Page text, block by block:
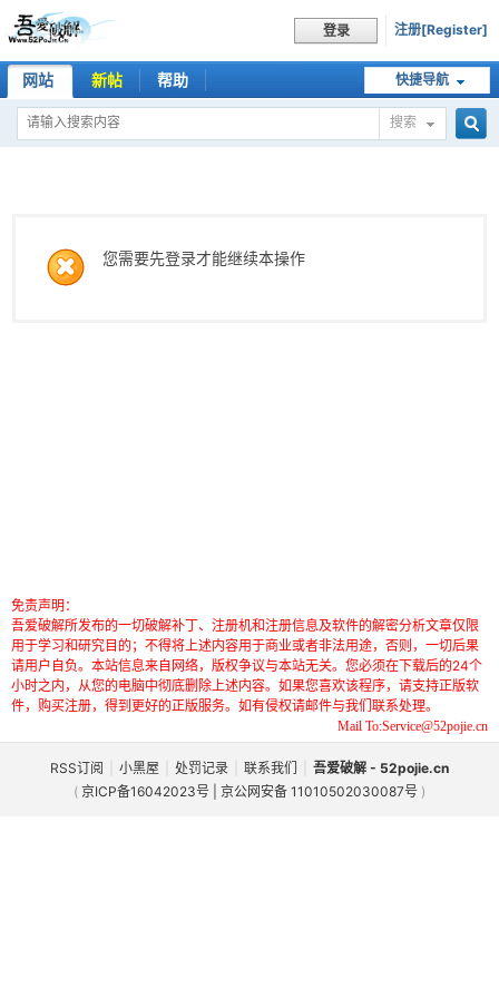
登录 注册[Register]
快捷导航
网站 新帖 帮助
搜索
您需要先登录才能继续本操作
免责声明：
吾爱破解所发布的一切破解补丁、注册机和注册信息及软件的解密分析文章仅限
用于学习和研究目的；不得将上述内容用于商业或者非法用途，否则，一切后果
请用户自负。本站信息来自网络，版权争议与本站无关。您必须在下载后的24个
小时之内，从您的电脑中彻底删除上述内容。如果您喜欢该程序，请支持正版软
件，购买注册，得到更好的正版服务。如有侵权请邮件与我们联系处理。
Mail To:Service@52pojie.cn
RSS订阅 小黑屋 处罚记录 联系我们
吾爱破解 - 52pojie.cn
( 京ICP备16042023号 | 京公网安备 11010502030087号 )